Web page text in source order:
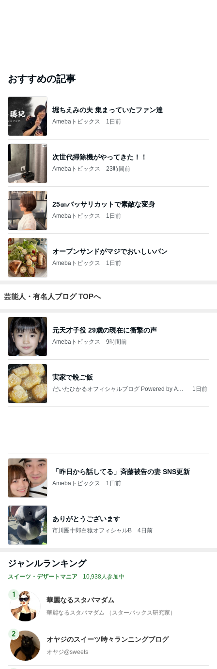
おすすめの記事
堀ちえみの夫 集まっていたファン達
Amebaトピックス 1日前
次世代掃除機がやってきた！！
Amebaトピックス 23時間前
25㎝バッサリカットで素敵な変身
Amebaトピックス 1日前
オープンサンドがマジでおいしいパン
Amebaトピックス 1日前
芸能人・有名人ブログ TOPへ
元天才子役 29歳の現在に衝撃の声
Amebaトピックス 9時間前
実家で晩ご飯
だいたひかるオフィシャルブログ Powered by Ame
1日前
「昨日から話してる」斉藤被告の妻 SNS更新
Amebaトピックス 1日前
ありがとうございます
市川團十郎白猿オフィシャルB 4日前
ジャンルランキング
スイーツ・デザートマニア 10,938人参加中
1
華麗なるスタバマダム
華麗なるスタバマダム （スターバックス研究家）
2
オヤジのスイーツ時々ランニングブログ
オヤジ@sweets